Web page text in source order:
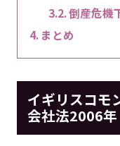
倒産危機
まとめ
イギリスコモ
会社法2006年